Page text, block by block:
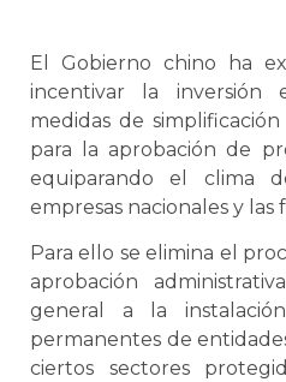
El Gobierno chino ha
incentivar la inversión
medidas de
para la aprobación de
equiparando el clima
empresas nacionales y las
Para ello se elimina el
aprobación
general a la
permanentes de
ciertos sectores